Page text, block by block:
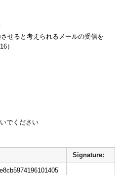
せると考えられるメールの受信を
）
でください
Signature: